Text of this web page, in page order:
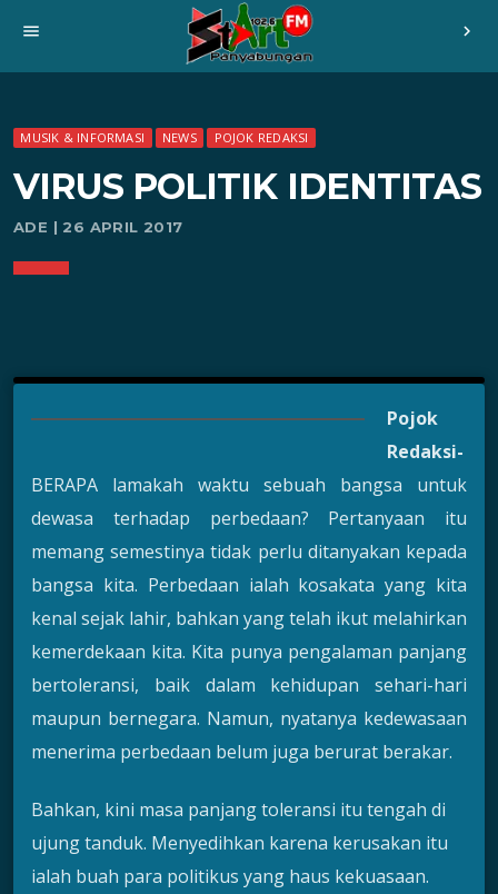
menu chevron_right
MUSIK & INFORMASI NEWS POJOK REDAKSI
VIRUS POLITIK IDENTITAS
ADE | 26 APRIL 2017
Pojok
Redaksi-
BERAPA lamakah waktu sebuah bangsa untuk
dewasa terhadap perbedaan? Pertanyaan itu
memang semestinya tidak perlu ditanyakan kepada
bangsa kita. Perbedaan ialah kosakata yang kita
kenal sejak lahir, bahkan yang telah ikut melahirkan
kemerdekaan kita. Kita punya pengalaman panjang
bertoleransi, baik dalam kehidupan sehari-hari
maupun bernegara. Namun, nyatanya kedewasaan
menerima perbedaan belum juga berurat berakar.
Bahkan, kini masa panjang toleransi itu tengah di
ujung tanduk. Menyedihkan karena kerusakan itu
ialah buah para politikus yang haus kekuasaan.